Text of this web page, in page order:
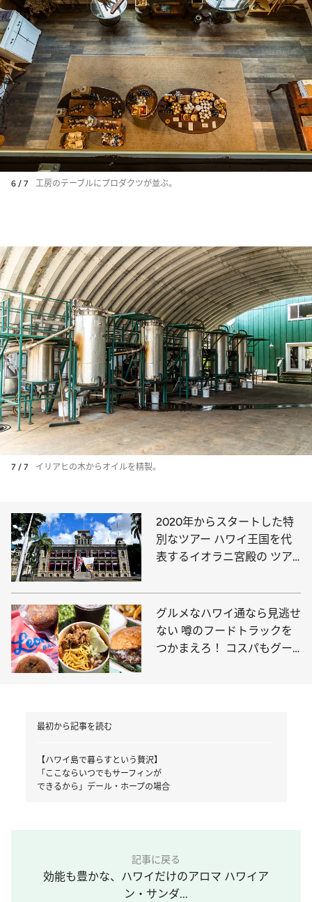
6 / 7 工房のテーブルにプロダクツが並ぶ。
7 / 7 イリアヒの木からオイルを精製。
2020年からスタートした特
別なツアー ハワイ王国を代
表するイオラニ宮殿の ツア
は？
グルメなハワイ通なら見逃せ
ない 噂のフードトラックを
つかまえろ！ コスパもグー
最初から記事を読む
【ハワイ島で暮らすという贅沢】
「ここならいつでもサーフィンが
できるから」デール・ホープの場合
記事に戻る
効能も豊かな、ハワイだけのアロマ ハワイア
ン・サンダ...